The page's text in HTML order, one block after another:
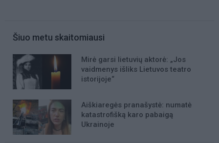
Šiuo metu skaitomiausi
Mirė garsi lietuvių aktorė: „Jos
vaidmenys išliks Lietuvos teatro
istorijoje“
Aiškiaregės pranašystė: numatė
katastrofišką karo pabaigą
Ukrainoje